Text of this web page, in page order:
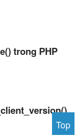
trong PHP
Top